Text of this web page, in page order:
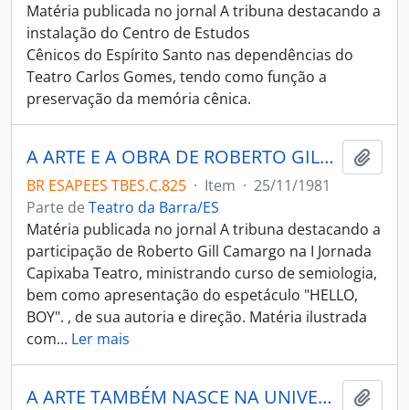
Matéria publicada no jornal A tribuna destacando a
instalação do Centro de Estudos
Cênicos do Espírito Santo nas dependências do
Teatro Carlos Gomes, tendo como função a
preservação da memória cênica.
A ARTE E A OBRA DE ROBERTO GILL CAMARGO
BR ESAPEES TBES.C.825 · Item · 25/11/1981
Parte de Teatro da Barra/ES
Matéria publicada no jornal A tribuna destacando a
participação de Roberto Gill Camargo na I Jornada
Capixaba Teatro, ministrando curso de semiologia,
bem como apresentação do espetáculo "HELLO,
BOY". , de sua autoria e direção. Matéria ilustrada
com… Ler mais
A ARTE TAMBÉM NASCE NA UNIVERSIDADE